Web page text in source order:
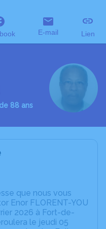
E-mail Lien
88 ans
que nous vous
Enor FLORENT-YOU
2026 à Fort-de-
le jeudi 05